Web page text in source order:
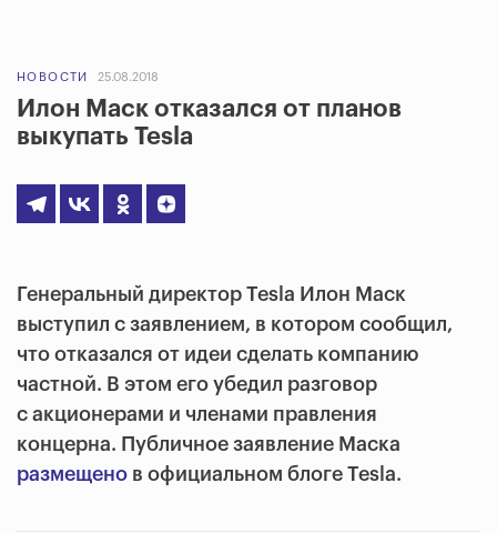
НОВОСТИ 25.08.2018
Илон Маск отказался от планов
выкупать Tesla
Генеральный директор Tesla Илон Маск
выступил с заявлением, в котором сообщил,
что отказался от идеи сделать компанию
частной. В этом его убедил разговор
с акционерами и членами правления
концерна. Публичное заявление Маска
размещено в официальном блоге Tesla.